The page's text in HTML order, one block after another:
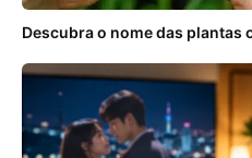
Descubra o nome das plantas